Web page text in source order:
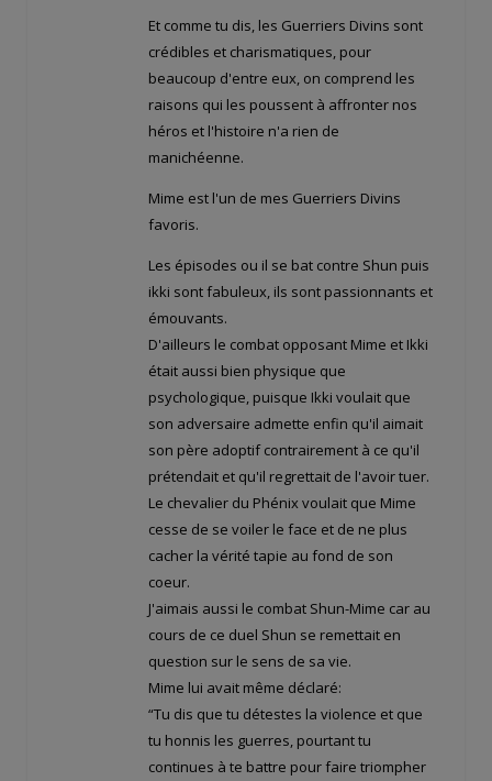
Et comme tu dis, les Guerriers Divins sont
crédibles et charismatiques, pour
beaucoup d'entre eux, on comprend les
raisons qui les poussent à affronter nos
héros et l'histoire n'a rien de
manichéenne.
Mime est l'un de mes Guerriers Divins
favoris.
Les épisodes ou il se bat contre Shun puis
ikki sont fabuleux, ils sont passionnants et
émouvants.
D'ailleurs le combat opposant Mime et Ikki
était aussi bien physique que
psychologique, puisque Ikki voulait que
son adversaire admette enfin qu'il aimait
son père adoptif contrairement à ce qu'il
prétendait et qu'il regrettait de l'avoir tuer.
Le chevalier du Phénix voulait que Mime
cesse de se voiler le face et de ne plus
cacher la vérité tapie au fond de son
coeur.
J'aimais aussi le combat Shun-Mime car au
cours de ce duel Shun se remettait en
question sur le sens de sa vie.
Mime lui avait même déclaré:
“Tu dis que tu détestes la violence et que
tu honnis les guerres, pourtant tu
continues à te battre pour faire triompher